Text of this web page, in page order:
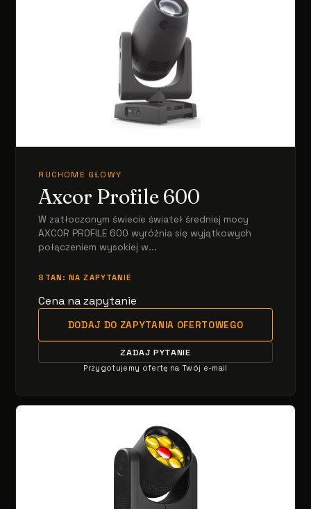
RUCHOME GŁOWY
Axcor Profile 600
W zatłoczonym świecie świateł średniej mocy
AXCOR PROFILE 600 wyróżnia się wyjątkowych
połączeniem wysokiej w...
STAN: NA ZAPYTANIE
Cena na zapytanie
DODAJ DO ZAPYTANIA OFERTOWEGO
ZADAJ PYTANIE
Przygotujemy ofertę na Twój e-mail